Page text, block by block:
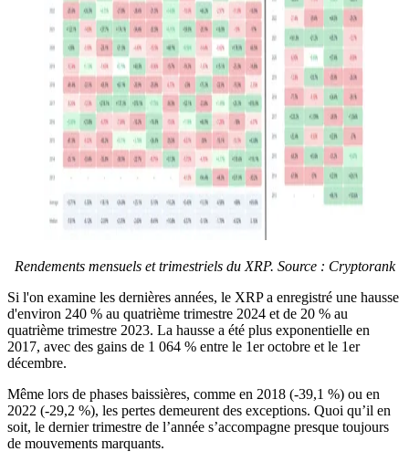
Rendements mensuels et trimestriels du XRP. Source : Cryptorank
Si l'on examine les dernières années, le XRP a enregistré une hausse
d'environ 240 % au quatrième trimestre 2024 et de 20 % au
quatrième trimestre 2023. La hausse a été plus exponentielle en
2017, avec des gains de 1 064 % entre le 1er octobre et le 1er
décembre.
Même lors de phases baissières, comme en 2018 (-39,1 %) ou en
2022 (-29,2 %), les pertes demeurent des exceptions. Quoi qu’il en
soit, le dernier trimestre de l’année s’accompagne presque toujours
de mouvements marquants.